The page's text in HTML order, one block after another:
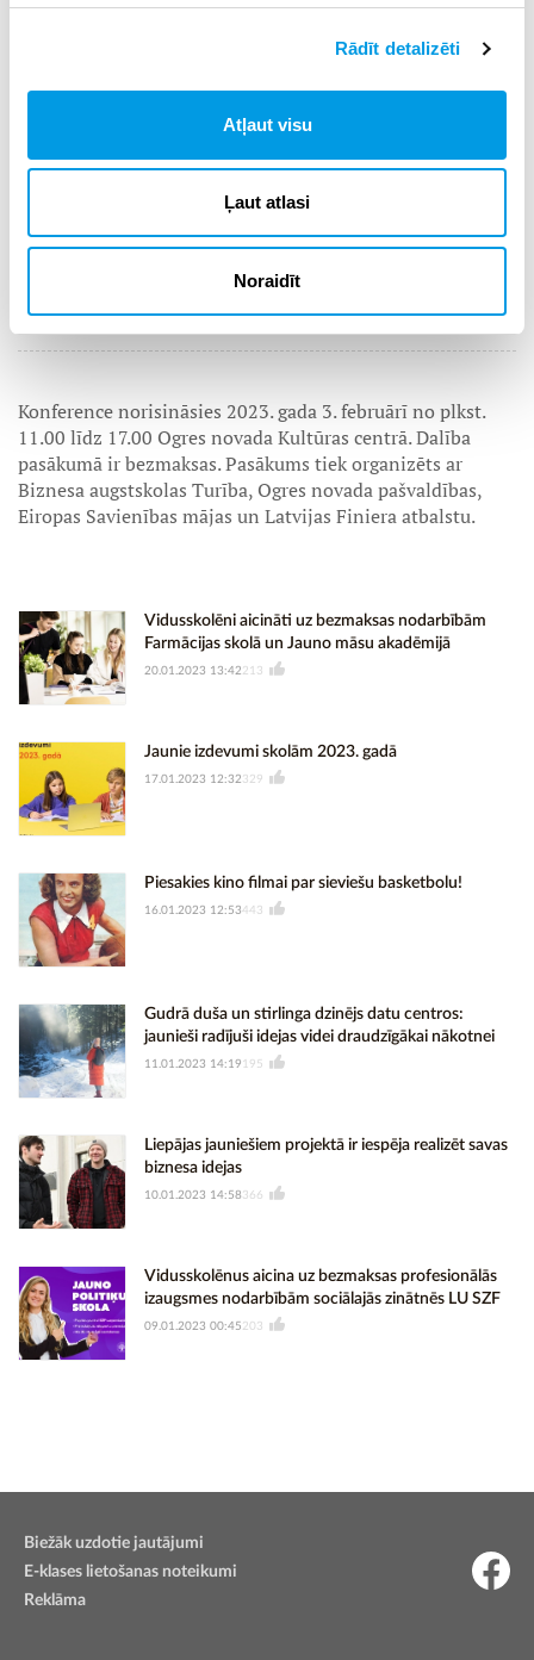
Rādīt detalizēti
Atļaut visu
Ļaut atlasi
Noraidīt
Konference norisināsies 2023. gada 3. februārī no plkst.
11.00 līdz 17.00 Ogres novada Kultūras centrā. Dalība
pasākumā ir bezmaksas. Pasākums tiek organizēts ar
Biznesa augstskolas Turība, Ogres novada pašvaldības,
Eiropas Savienības mājas un Latvijas Finiera atbalstu.
Vidusskolēni aicināti uz bezmaksas nodarbībām
Farmācijas skolā un Jauno māsu akadēmijā
20.01.2023 13:42 213
Jaunie izdevumi skolām 2023. gadā
17.01.2023 12:32 329
Piesakies kino filmai par sieviešu basketbolu!
16.01.2023 12:53443
Gudrā duša un stirlinga dzinējs datu centros:
jaunieši radījuši idejas videi draudzīgākai nākotnei
11.01.2023 14:19 195
Liepājas jauniešiem projektā ir iespēja realizēt savas
biznesa idejas
10.01.2023 14:58 366
Vidusskolēnus aicina uz bezmaksas profesionālās
izaugsmes nodarbībām sociālajās zinātnēs LU SZF
09.01.2023 00:45 203
Biežāk uzdotie jautājumi
E-klases lietošanas noteikumi
Reklāma